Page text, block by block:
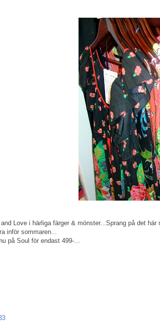
Love i härliga färger & mönster...Sprang på det
inför sommaren...
på Soul för endast 499-...